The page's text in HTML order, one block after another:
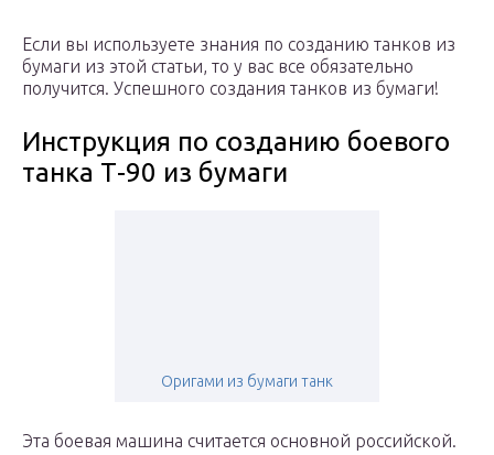
Если вы используете знания по созданию танков из
бумаги из этой статьи, то у вас все обязательно
получится. Успешного создания танков из бумаги!
Инструкция по созданию боевого
танка Т-90 из бумаги
Оригами из бумаги танк
Эта боевая машина считается основной российской.